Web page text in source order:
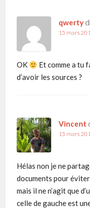
qwerty
15 mars
OK
Et comme a tu
d’avoir les sources ?
Vincent
15 mars
Hélas non je ne
documents pour
mais il ne n’agit que
celle de gauche est